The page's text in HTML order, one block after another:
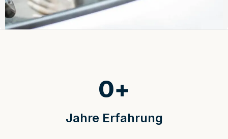
Jahre Erfahrung
0+